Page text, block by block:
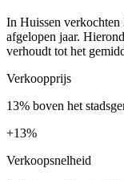
In Huissen verkochten
afgelopen jaar.
verhoudt tot het
Verkoopprijs
13% boven het
+13%
Verkoopsnelheid